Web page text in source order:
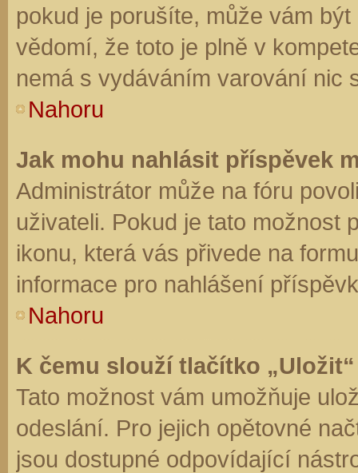
pokud je porušíte, může vám
vědomí, že toto je plně v
nemá s vydáváním varování nic
Nahoru
Jak mohu nahlásit příspěvek
Administrátor může na fóru
uživateli. Pokud je tato možnost
ikonu, která vás přivede na
informace pro nahlášení
Nahoru
K čemu slouží tlačítko
Tato možnost vám umožňuje
odeslání. Pro jejich opětovné
jsou dostupné odpovídající